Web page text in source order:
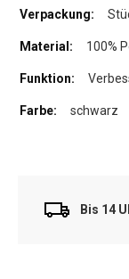
100%
schwarz
Bis 14